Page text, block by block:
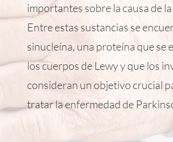
importantes sobre la causa de
Entre estas sustancias se
sinucleína, una proteína que se
los cuerpos de Lewy y que los
consideran un objetivo crucial
tratar la enfermedad de